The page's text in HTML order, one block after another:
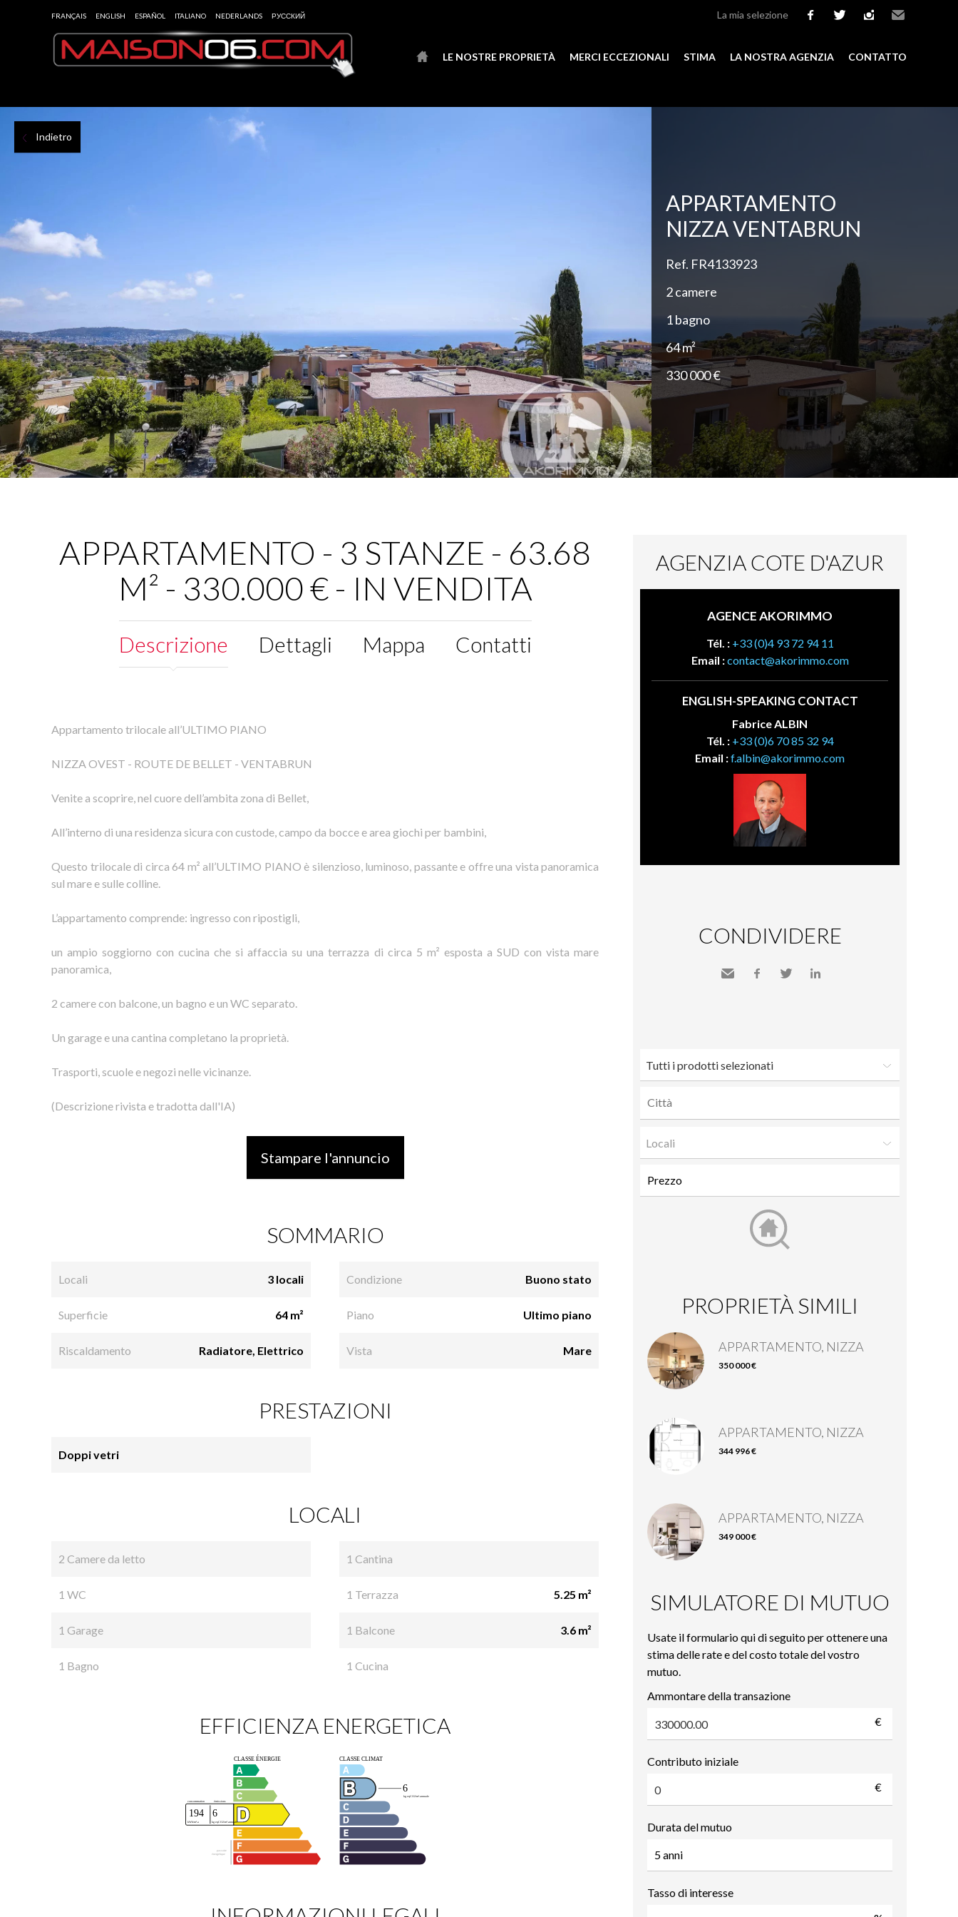
FRANÇAIS ENGLISH ESPAÑOL ITALIANO NEDERLANDS РУССКИЙ La mia selezione
LE NOSTRE PROPRIETÀ MERCI ECCEZIONALI STIMA LA NOSTRA AGENZIA CONTATTO
Indietro
APPARTAMENTO
NIZZA VENTABRUN
Ref. FR4133923
2 camere
1 bagno
64 m²
330 000 €
APPARTAMENTO - 3 STANZE - 63.68
M² - 330.000 € - IN VENDITA
Descrizione Dettagli Mappa Contatti
Appartamento trilocale all’ULTIMO PIANO
NIZZA OVEST - ROUTE DE BELLET - VENTABRUN
Venite a scoprire, nel cuore dell’ambita zona di Bellet,
All’interno di una residenza sicura con custode, campo da bocce e area giochi per bambini,
Questo trilocale di circa 64 m² all’ULTIMO PIANO è silenzioso, luminoso, passante e offre una vista panoramica
sul mare e sulle colline.
L’appartamento comprende: ingresso con ripostigli,
un ampio soggiorno con cucina che si affaccia su una terrazza di circa 5 m² esposta a SUD con vista mare
panoramica,
2 camere con balcone, un bagno e un WC separato.
Un garage e una cantina completano la proprietà.
Trasporti, scuole e negozi nelle vicinanze.
(Descrizione rivista e tradotta dall'IA)
Stampare l'annuncio
SOMMARIO
Locali 3 locali
Superficie 64 m²
Riscaldamento Radiatore, Elettrico
Condizione Buono stato
Piano Ultimo piano
Vista Mare
PRESTAZIONI
Doppi vetri
LOCALI
2 Camere da letto
1 WC
1 Garage
1 Bagno
1 Cantina
1 Terrazza 5.25 m²
1 Balcone 3.6 m²
1 Cucina
EFFICIENZA ENERGETICA
AGENZIA COTE D'AZUR
AGENCE AKORIMMO
Tél. : +33 (0)4 93 72 94 11
Email :contact@akorimmo.com
ENGLISH-SPEAKING CONTACT
Fabrice ALBIN
Tél. : +33 (0)6 70 85 32 94
Email :f.albin@akorimmo.com
CONDIVIDERE
Tutti i prodotti selezionati
Locali
PROPRIETÀ SIMILI
APPARTAMENTO, NIZZA
350 000 €
APPARTAMENTO, NIZZA
344 996 €
APPARTAMENTO, NIZZA
349 000 €
SIMULATORE DI MUTUO
Usate il formulario qui di seguito per ottenere una
stima delle rate e del costo totale del vostro
mutuo.
Ammontare della transazione
€
Contributo iniziale
€
Durata del mutuo
Tasso di interesse